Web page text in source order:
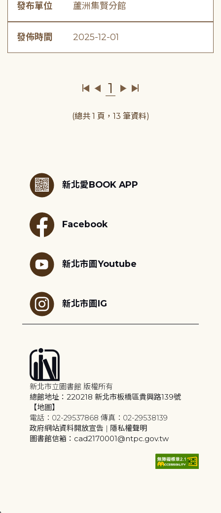
發布單位 蘆洲集賢分館
發佈時間 2025-12-01
1
(總共 1 頁，13 筆資料)
新北愛BOOK APP
Facebook
新北市圖Youtube
新北市圖IG
新北市立圖書館 版權所有
總館地址：220218 新北市板橋區貴興路139號
【地圖】
電話：02-29537868 傳真：02-29538139
政府網站資料開放宣告 | 隱私權聲明
圖書館信箱：cad2170001@ntpc.gov.tw